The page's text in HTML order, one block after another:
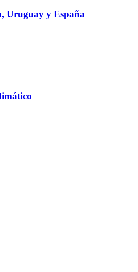
Uruguay y España